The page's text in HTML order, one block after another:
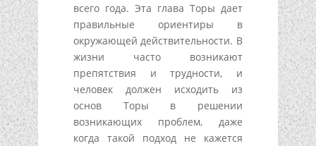
всего года. Эта глава Торы дает
правильные ориентиры в
окружающей действительности. В
жизни часто возникают
препятствия и трудности, и
человек должен исходить из
основ Торы в решении
возникающих проблем, даже
когда такой подход не кажется